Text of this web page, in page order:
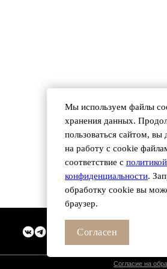
Мы используем файлы
хранения данных.
пользоваться сайтом, вы
на работу с cookie
соответствие с политикой
конфиденциальности.
обработку cookie вы
браузер.
Согласен